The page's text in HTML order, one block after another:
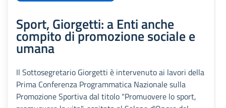
Sport, Giorgetti: a Enti anche
compito di promozione sociale e
umana
Il Sottosegretario Giorgetti è intervenuto ai lavori della
Prima Conferenza Programmatica Nazionale sulla
Promozione Sportiva dal titolo "Promuovere lo sport,